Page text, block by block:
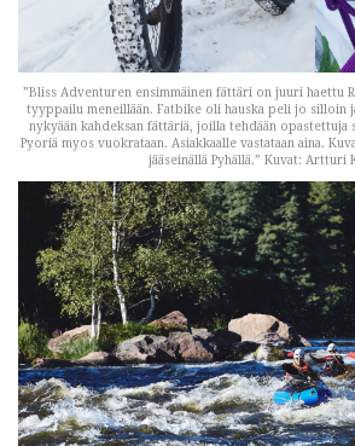
”Bliss Adventuren ensimmäinen fättäri on juuri haettu
tyyppailu meneillään. Fatbike oli hauska peli jo silloin
nykyään kahdeksan fättäriä, joilla tehdään opastettuja
Pyoriä myos vuokrataan. Asiakkaalle vastataan aina.
jääseinällä Pyhällä.” Kuvat: Artturi